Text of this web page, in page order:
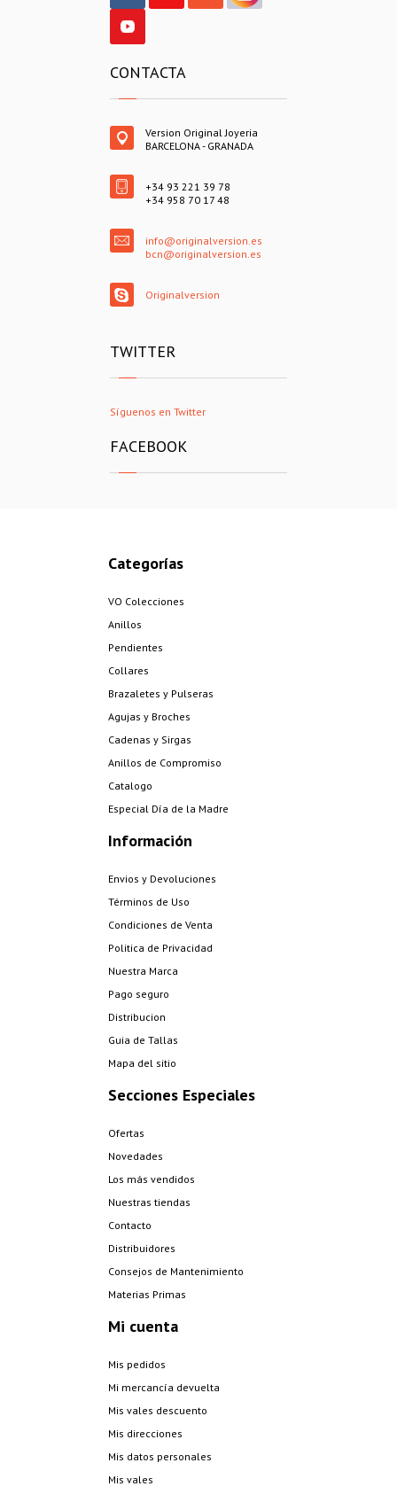
CONTACTA
Version Original Joyeria
BARCELONA - GRANADA
+34 93 221 39 78
+34 958 70 17 48
info@originalversion.es
bcn@originalversion.es
Originalversion
TWITTER
Síguenos en Twitter
FACEBOOK
Categorías
VO Colecciones
Anillos
Pendientes
Collares
Brazaletes y Pulseras
Agujas y Broches
Cadenas y Sirgas
Anillos de Compromiso
Catalogo
Especial Día de la Madre
Información
Envios y Devoluciones
Términos de Uso
Condiciones de Venta
Politica de Privacidad
Nuestra Marca
Pago seguro
Distribucion
Guia de Tallas
Mapa del sitio
Secciones Especiales
Ofertas
Novedades
Los más vendidos
Nuestras tiendas
Contacto
Distribuidores
Consejos de Mantenimiento
Materias Primas
Mi cuenta
Mis pedidos
Mi mercancía devuelta
Mis vales descuento
Mis direcciones
Mis datos personales
Mis vales